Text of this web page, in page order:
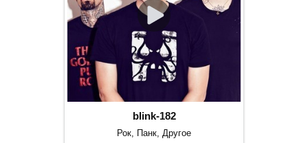
blink-182
Рок, Панк, Другое